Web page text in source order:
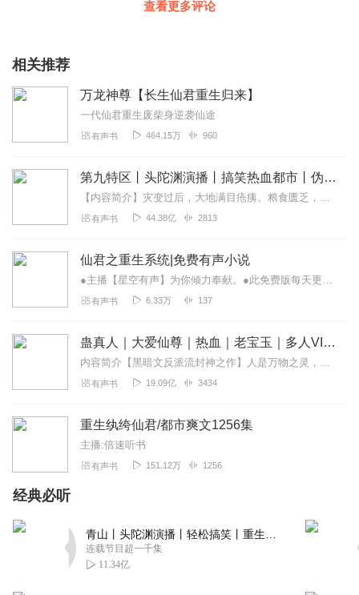
丹仙，高级丹仙，巅峰丹仙，三劫丹仙，六劫丹仙，九劫丹
回复
漂亮的园园
这本书是听了三次了！不错😊，书和主播都不错😄
2021-05-24
苹果小田
非常好👍……好👌？我也不想你的人不在你身边有没有人知
道的人生轨迹上有很多人的生活状态的人和我一样喜欢💕。
2021-04-25
I做自己的英雄
2021-04-17
还要收钱
2022-11-29
也许我很孤独很无助很想哭，但我不能怒不能诉不能输。 但
愿我的付出能够换回你的爱，我不要你的回应，只要你能感
受到就好。 比起劝我早睡的，我更喜欢陪我熬夜的，道理非
常简单，谁都可以关心你，做事偶尔想想你，可是很少会有
查看更多评论
相关推荐
万龙神尊【长生仙君重生归来】
一代仙君重生废柴身逆袭仙途
有声书 464.15万 960
第九特区丨头陀渊演播丨搞笑热血都市丨伪戒丨VIP免费多人有声剧
【内容简介】灾变过后，大地满目疮痍。粮食匮乏，资源紧俏，局势混乱……一位从待规划区杀出来的青年，背对着漫天黄沙，孤身来到九区谋生，却不曾想偶然结识三五好友，一念...
有声书 44.38亿 2813
仙君之重生系统|免费有声小说
●主播【星空有声】为你倾力奉献。●此免费版每天更新5-10集。【内容简介】一个古玩店的小老板，无意间得到了超级重生系统。刘伯温、诸葛亮、项羽......全都出来...
有声书 6.33万 137
蛊真人｜大爱仙尊｜热血｜老宝玉｜多人VIP免费有声剧
内容简介【黑暗文反派流封神之作】人是万物之灵，蛊是天地真精。一个穿越者不断重生的故事。一个养蛊、炼蛊、用蛊的奇特世界。配音组（男角色）老宝玉旁白...
有声书 19.09亿 3434
重生纨绔仙君/都市爽文1256集
主播:倍速听书
有声书 151.12万 1256
经典必听
连载节目超一千集
11.34亿